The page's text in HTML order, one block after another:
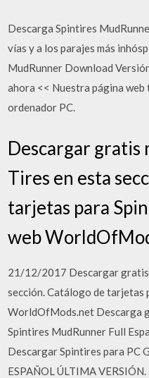
Descarga Spintires
vías y a los parajes más
MudRunner Download
ahora << Nuestra página
ordenador PC.
Descargar gratis
Tires en esta
tarjetas para
web
21/12/2017 Descargar gratis
sección. Catálogo de tarjetas
WorldOfMods.net Descarga
Spintires MudRunner Full
Descargar Spintires para PC
ESPAÑOL ÚLTIMA